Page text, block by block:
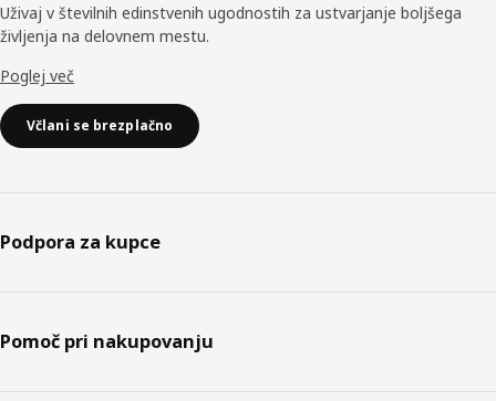
Uživaj v številnih edinstvenih ugodnostih za ustvarjanje boljšega
življenja na delovnem mestu.
Poglej več
Včlani se brezplačno
Podpora za kupce
Pomoč pri nakupovanju